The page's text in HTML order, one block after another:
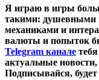
Я играю в игры
такими: душевными
механиками и
валюты и попыток
Telegram канале
актуальные
Подписывайся, будет